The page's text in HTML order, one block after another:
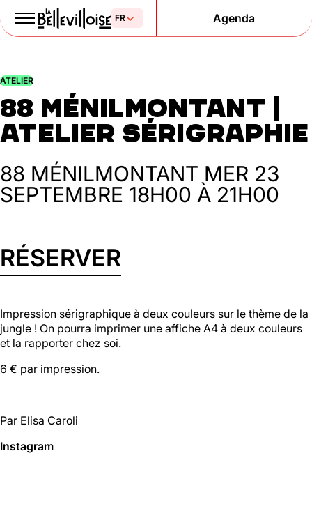
Le Paris
de la liberté
depuis 1877
Agenda
Mentions légalesPolitique de confidentialité
Halle aux
Oliviers🍴
Lun, Mar, Mer : Fermé
Voir la carte
ATELIER
88 MÉNILMONTANT |
ATELIER SÉRIGRAPHIE
88 MÉNILMONTANT MER 23
SEPTEMBRE 18H00 À 21H00
RÉSERVER
Impression sérigraphique à deux couleurs sur le thème de la
jungle ! On pourra imprimer une affiche A4 à deux couleurs
et la rapporter chez soi.
6 € par impression.
Par Elisa Caroli
Instagram